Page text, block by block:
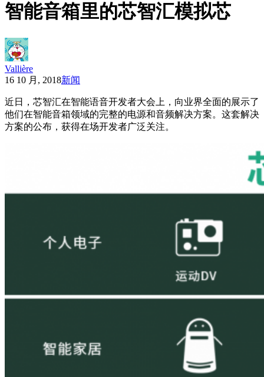
智能音箱里的芯智汇模拟芯
Vallière
16 10 月, 2018新闻
近日，芯智汇在智能语音开发者大会上，向业界全面的展示了
他们在智能音箱领域的完整的电源和音频解决方案。这套解决
方案的公布，获得在场开发者广泛关注。